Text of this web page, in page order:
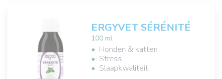
ERGYVET SÉRÉNITÉ
100 ml
Honden & katten
Stress
Slaapkwaliteit